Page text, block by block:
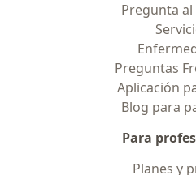
Pregunta
Preguntas
Aplicación
Blog para
Para
Planes y